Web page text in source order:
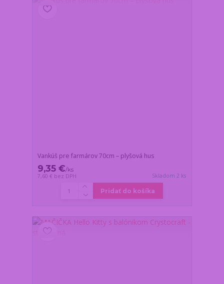
Vankúš pre farmárov 70cm – plyšová hus
9,35 €/ks
7,60 € bez DPH Skladom 2 ks
Pridať do košíka